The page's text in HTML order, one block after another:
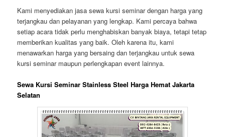
Kami menyediakan jasa sewa kursi seminar dengan harga yang
terjangkau dan pelayanan yang lengkap. Kami percaya bahwa
setiap acara tidak perlu menghabiskan banyak biaya, tetapi tetap
memberikan kualitas yang baik. Oleh karena itu, kami
menawarkan harga yang bersaing dan terjangkau untuk sewa
kursi seminar maupun perlengkapan event lainnya.
Sewa Kursi Seminar Stainless Steel Harga Hemat Jakarta
Selatan